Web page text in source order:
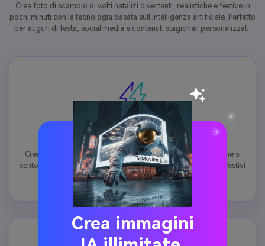
Crea foto di scambio di volti natalizi divertenti, realistiche e festive in
pochi minuti con la tecnologia basata sull'intelligenza artificiale. Perfetto
per auguri di festa, social media e contenuti stagionali personalizzati.
Perfetto per biglietti e auguri di Natale
Crea biglietti personalizzati di scambio di facce di Natale che si
sentono premurosi e unici. Ideale per condividere gli auguri festivi
con la famiglia, gli amici e i colleghi.
Crea immagini